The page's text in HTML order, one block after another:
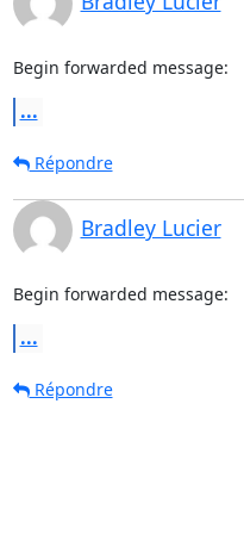
Begin forwarded message:
...
Répondre
Bradley Lucier
Begin forwarded message:
...
Répondre